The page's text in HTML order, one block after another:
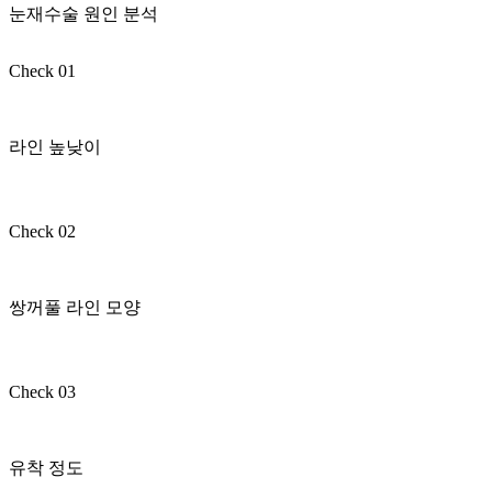
눈재수술 원인 분석
Check 01
라인 높낮이
Check 02
쌍꺼풀 라인 모양
Check 03
유착 정도